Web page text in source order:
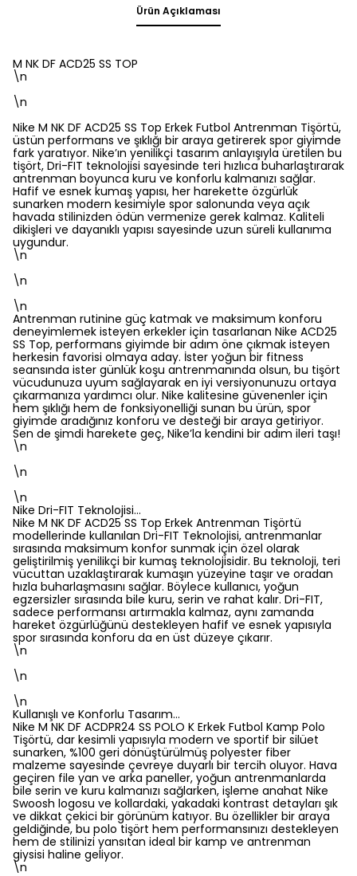
Ürün Açıklaması
M NK DF ACD25 SS TOP
\n
\n
Nike M NK DF ACD25 SS Top Erkek Futbol Antrenman Tişörtü,
üstün performans ve şıklığı bir araya getirerek spor giyimde
fark yaratıyor. Nike’ın yenilikçi tasarım anlayışıyla üretilen bu
tişört, Dri-FIT teknolojisi sayesinde teri hızlıca buharlaştırarak
antrenman boyunca kuru ve konforlu kalmanızı sağlar.
Hafif ve esnek kumaş yapısı, her harekette özgürlük
sunarken modern kesimiyle spor salonunda veya açık
havada stilinizden ödün vermenize gerek kalmaz. Kaliteli
dikişleri ve dayanıklı yapısı sayesinde uzun süreli kullanıma
uygundur.
\n
\n
\n
Antrenman rutinine güç katmak ve maksimum konforu
deneyimlemek isteyen erkekler için tasarlanan Nike ACD25
SS Top, performans giyimde bir adım öne çıkmak isteyen
herkesin favorisi olmaya aday. İster yoğun bir fitness
seansında ister günlük koşu antrenmanında olsun, bu tişört
vücudunuza uyum sağlayarak en iyi versiyonunuzu ortaya
çıkarmanıza yardımcı olur. Nike kalitesine güvenenler için
hem şıklığı hem de fonksiyonelliği sunan bu ürün, spor
giyimde aradığınız konforu ve desteği bir araya getiriyor.
Sen de şimdi harekete geç, Nike’la kendini bir adım ileri taşı!
\n
\n
\n
Nike Dri-FIT Teknolojisi…
Nike M NK DF ACD25 SS Top Erkek Antrenman Tişörtü
modellerinde kullanılan Dri-FIT Teknolojisi, antrenmanlar
sırasında maksimum konfor sunmak için özel olarak
geliştirilmiş yenilikçi bir kumaş teknolojisidir. Bu teknoloji, teri
vücuttan uzaklaştırarak kumaşın yüzeyine taşır ve oradan
hızla buharlaşmasını sağlar. Böylece kullanıcı, yoğun
egzersizler sırasında bile kuru, serin ve rahat kalır. Dri-FIT,
sadece performansı artırmakla kalmaz, aynı zamanda
hareket özgürlüğünü destekleyen hafif ve esnek yapısıyla
spor sırasında konforu da en üst düzeye çıkarır.
\n
\n
\n
Kullanışlı ve Konforlu Tasarım…
Nike M NK DF ACDPR24 SS POLO K Erkek Futbol Kamp Polo
Tişörtü, dar kesimli yapısıyla modern ve sportif bir silüet
sunarken, %100 geri dönüştürülmüş polyester fiber
malzeme sayesinde çevreye duyarlı bir tercih oluyor. Hava
geçiren file yan ve arka paneller, yoğun antrenmanlarda
bile serin ve kuru kalmanızı sağlarken, işleme anahat Nike
Swoosh logosu ve kollardaki, yakadaki kontrast detayları şık
ve dikkat çekici bir görünüm katıyor. Bu özellikler bir araya
geldiğinde, bu polo tişört hem performansınızı destekleyen
hem de stilinizi yansıtan ideal bir kamp ve antrenman
giysisi haline geliyor.
\n